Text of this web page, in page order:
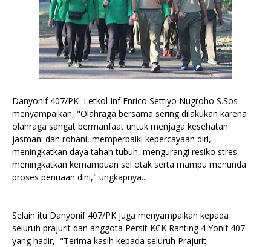
Danyonif 407/PK Letkol Inf Enrico Settiyo Nugroho S.Sos
menyampaikan, "Olahraga bersama sering dilakukan karena
olahraga sangat bermanfaat untuk menjaga kesehatan
jasmani dan rohani, memperbaiki kepercayaan diri,
meningkatkan daya tahan tubuh, mengurangi resiko stres,
meningkatkan kemampuan sel otak serta mampu menunda
proses penuaan dini," ungkapnya..
Selain itu Danyonif 407/PK juga menyampaikan kepada
seluruh prajurit dan anggota Persit KCK Ranting 4 Yonif 407
yang hadir, "Terima kasih kepada seluruh Prajurit